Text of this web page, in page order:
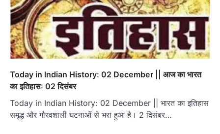
Today in Indian History: 02 December || आज का भारत
का इतिहास: 02 दिसंबर
Today in Indian History: 02 December || भारत का इतिहास
समृद्ध और गौरवशाली घटनाओं से भरा हुआ है। 2 दिसंबर…